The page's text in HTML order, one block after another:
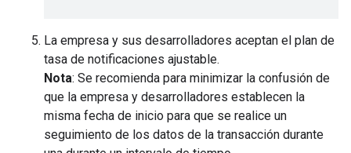
La empresa y sus desarrolladores aceptan el plan de
tasa de notificaciones ajustable.
Nota: Se recomienda para minimizar la confusión de
que la empresa y desarrolladores establecen la
misma fecha de inicio para que se realice un
seguimiento de los datos de la transacción durante